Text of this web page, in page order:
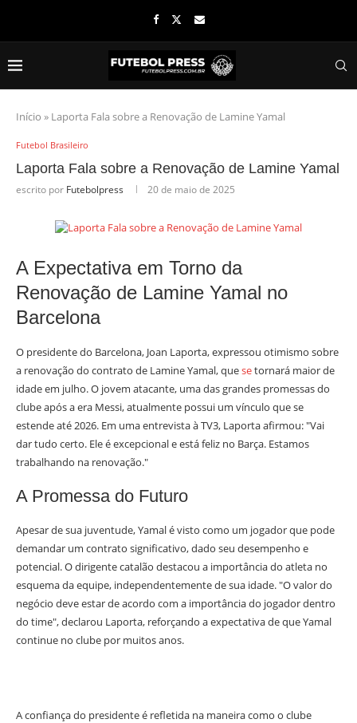
Início » Laporta Fala sobre a Renovação de Lamine Yamal
Futebol Brasileiro
Laporta Fala sobre a Renovação de Lamine Yamal
escrito por Futebolpress 20 de maio de 2025
A Expectativa em Torno da
Renovação de Lamine Yamal no
Barcelona
O presidente do Barcelona, Joan Laporta, expressou otimismo sobre
a renovação do contrato de Lamine Yamal, quesetornará maior de
idade em julho. O jovem atacante, uma das grandes promessas do
clube após a era Messi, atualmente possui um vínculo que se
estende até 2026. Em uma entrevista à TV3, Laporta afirmou: "Vai
dar tudo certo. Ele é excepcional e está feliz no Barça. Estamos
trabalhando na renovação."
A Promessa do Futuro
Apesar de sua juventude, Yamal é visto como um jogador que pode
demandar um contrato significativo, dado seu desempenho e
potencial. O dirigente catalão destacou a importância do atleta no
esquema da equipe, independentemente de sua idade. "O valor do
negócio deve estar de acordo com a importância do jogador dentro
do time", declarou Laporta, reforçando a expectativa de que Yamal
continue no clube por muitos anos.
A confiança do presidente é refletida na maneira como o clube